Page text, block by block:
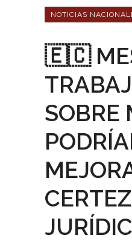
NOTICIAS
🇪🇨
SOBRE